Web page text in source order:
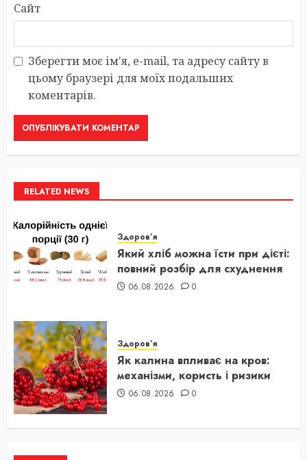
Сайт
Зберегти моє ім'я, e-mail, та адресу сайту в
цьому браузері для моїх подальших
коментарів.
RELATED NEWS
Здоров’я
Який хліб можна їсти при дієті:
повний розбір для схуднення
06.08.2026 0
Здоров’я
Як калина впливає на кров:
механізми, користь і ризики
06.08.2026 0